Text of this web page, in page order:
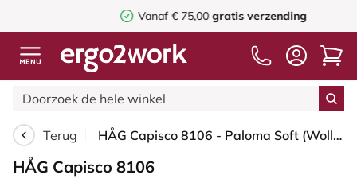
Vanaf € 75,00gratis verzending
Terug HÅG Capisco 8106 - Paloma Soft (Wollsdorf) - Semi-aniline Leder - PL05429 Cognac - Moss Grey - 200 mm (Zithoogte 46-64mm) - Harde wielen t.b.v. zachte vloeren
HÅG Capisco 8106